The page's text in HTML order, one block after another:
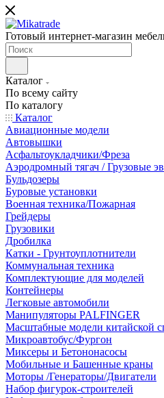
Готовый интернет-магазин
Каталог
По всему сайту
По каталогу
Каталог
Авиационные модели
Автовышки
Асфальтоукладчики/Фреза
Аэродромный тягач / Грузовые
Бульдозеры
Буровые установки
Военная техника/Пожарная
Грейдеры
Грузовики
Дробилка
Катки - Грунтоуплотнители
Коммунальная техника
Комплектующие для моделей
Контейнеры
Легковые автомобили
Манипуляторы PALFINGER
Масштабные модели китайской
Микроавтобус/Фургон
Миксеры и Бетононасосы
Мобильные и Башенные краны
Моторы /Генераторы/Двигатели
Набор фигурок-строителей